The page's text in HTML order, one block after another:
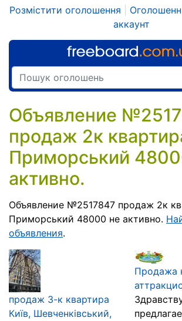
Розмістити оголошення
аккаунт
Объявление
продаж 2к
Приморський
активно.
Объявление №2517847 продаж 2к
Приморський 48000 не активно.
объявления.
продаж 3-к квартира
Київ, Шевченківський,
Продажа